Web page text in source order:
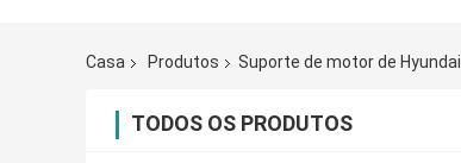
Casa Produtos Suporte de motor de Hyundai
TODOS OS PRODUTOS